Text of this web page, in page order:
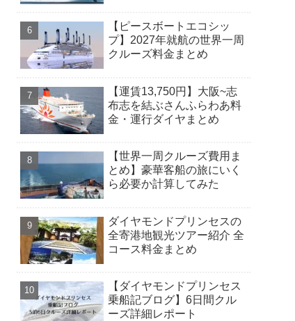
【ピースボートエコシッ
プ】2027年就航の世界一周
クルーズ料金まとめ
【運賃13,750円】大阪~志
布志を結ぶさんふらわあ料
金・運行ダイヤまとめ
【世界一周クルーズ費用ま
とめ】豪華客船の旅にいく
ら必要か計算してみた
ダイヤモンドプリンセスの
全寄港地観光ツアー紹介 全
コース料金まとめ
【ダイヤモンドプリンセス
乗船記ブログ】6日間クル
ーズ詳細レポート